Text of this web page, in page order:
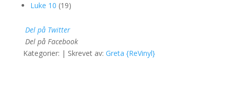
Luke 10 (19)
Del på Twitter
Del på Facebook
Kategorier: | Skrevet av: Greta {ReVinyl}